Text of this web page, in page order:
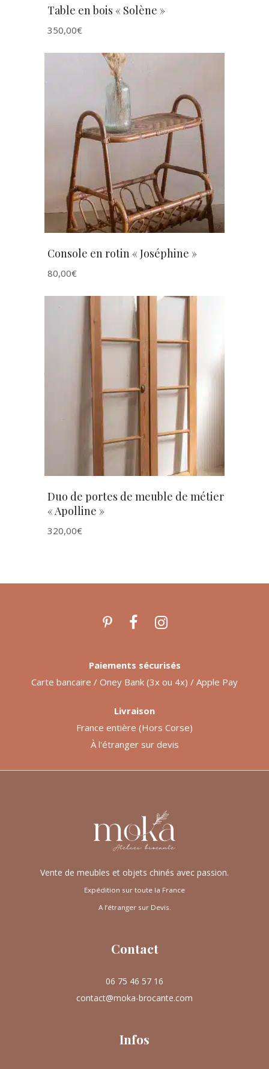
Table en bois « Solène »
350,00€
AJOUTER AU PANIER
Console en rotin « Joséphine »
80,00€
AJOUTER AU PANIER
Duo de portes de meuble de métier
« Apolline »
320,00€
Vente de meubles et objets chinés avec passion.
Expédition sur toute la France
A l’étranger sur Devis.
Contact
06 75 46 57 16
contact@moka-brocante.com
Infos
Paiements sécurisés
Carte bancaire / Oney Bank (3x ou 4x) / Apple Pay
Livraison
France entière (Hors Corse)
À l'étranger sur devis